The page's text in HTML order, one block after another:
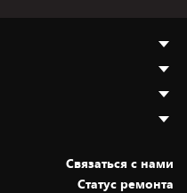
Cвязаться с нами
Статус ремонта